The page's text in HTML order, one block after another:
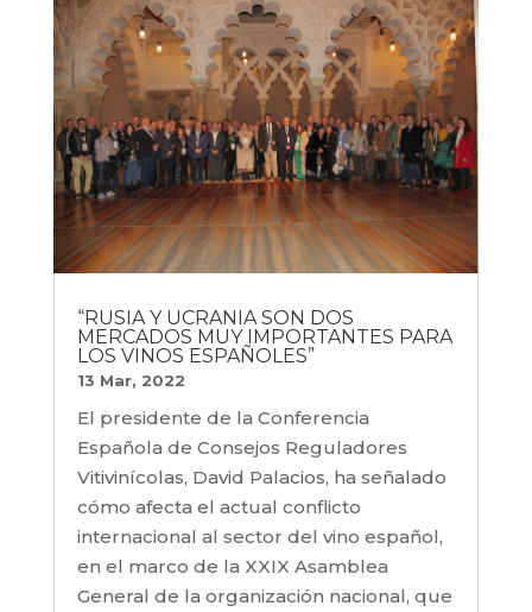
“RUSIA Y UCRANIA SON DOS
MERCADOS MUY IMPORTANTES PARA
LOS VINOS ESPAÑOLES”
13 Mar, 2022
El presidente de la Conferencia
Española de Consejos Reguladores
Vitivinícolas, David Palacios, ha señalado
cómo afecta el actual conflicto
internacional al sector del vino español,
en el marco de la XXIX Asamblea
General de la organización nacional, que